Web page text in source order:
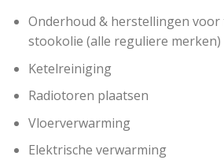
Onderhoud & herstellingen
stookolie (alle reguliere merken)
Ketelreiniging
Radiotoren plaatsen
Vloerverwarming
Elektrische verwarming